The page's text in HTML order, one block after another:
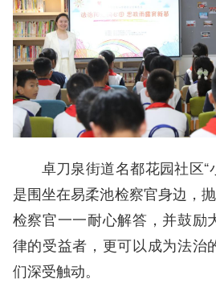
卓刀泉街道名都花园社区“
是围坐在易柔池检察官身边，
检察官一一耐心解答，并鼓励
律的受益者，更可以成为法治
们深受触动。